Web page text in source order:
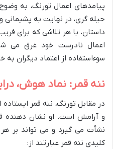
پیامدهای اعمال تورنگ، به
حیله گری، در نهایت به
داستان، با هر تلاشی که برای
اعمال نادرست خود غرق می
سوءاستفاده از اعتماد دیگران به
ننه قمر: نماد هوش،
در مقابل تورنگ، ننه قمر
و آرامش است. او نشان دهنده
نشأت می گیرد و می تواند بر هر
کلیدی ننه قمر عبارتند از: